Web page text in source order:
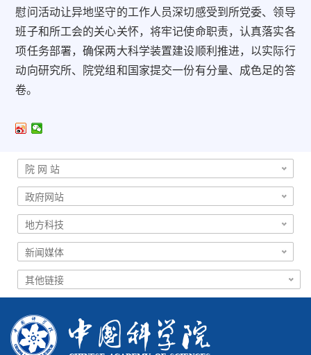
慰问活动让异地坚守的工作人员深切感受到所党委、领导
班子和所工会的关心关怀，将牢记使命职责，认真落实各
项任务部署，确保两大科学装置建设顺利推进，以实际行
动向研究所、院党组和国家提交一份有分量、成色足的答
卷。